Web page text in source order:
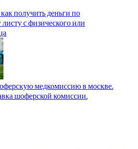
получить деньги по
с физического или
медкомиссию в москве.
шоферской комиссии.